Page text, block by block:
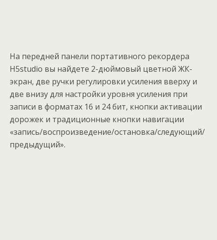
На передней панели портативного рекордера
H5studio вы найдете 2-дюймовый цветной ЖК-
экран, две ручки регулировки усиления вверху и
две внизу для настройки уровня усиления при
записи в форматах 16 и 24 бит, кнопки активации
дорожек и традиционные кнопки навигации
«запись/воспроизведение/остановка/следующий/
предыдущий».